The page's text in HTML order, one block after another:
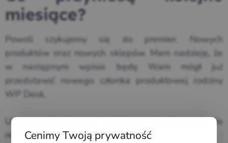
miesiące?
Powoli szykujemy się do premier. Nowych
produktów oraz nowych sklepów. Mam nadzieję, że
w następnym wpisie będę Wam mógł już
przedstawić nowego członka produktowej rodziny
WP Desk.
Udanej majówki życzę, takiej bardziej grillowej, a nie
remontowej.
Cenimy Twoją prywatność